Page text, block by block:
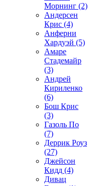
Морнинг (2)
Андерсен
Крис (4)
Анферни
Xардуэй (5)
Амаре
Стадемайр
(3)
Андрей
Кириленко
(6)
Бош Крис
(3)
Газоль По
(7)
Деррик Роуз
(27)
Джейсон
Кидд (4)
Дивац